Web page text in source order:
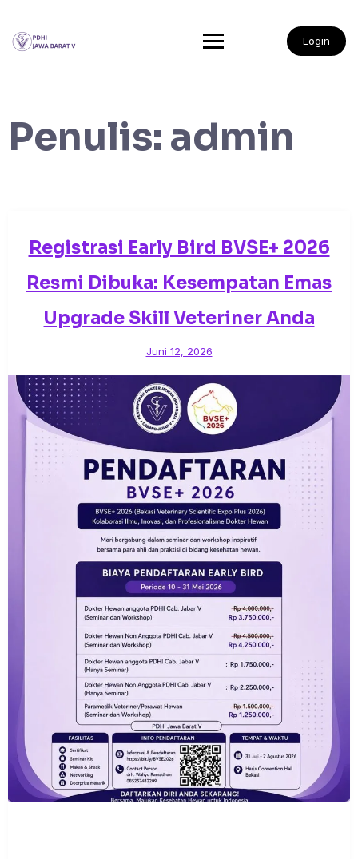
Login
Penulis: admin
Registrasi Early Bird BVSE+ 2026
Resmi Dibuka: Kesempatan Emas
Upgrade Skill Veteriner Anda
Juni 12, 2026